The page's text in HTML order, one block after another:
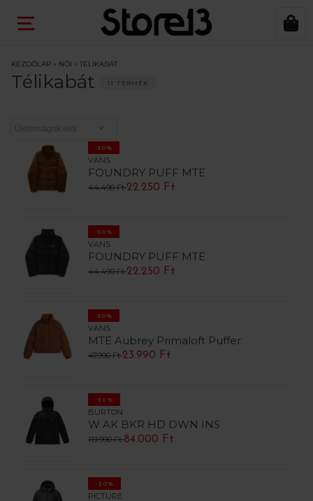
KEZDŐLAP » NŐI » TÉLIKABÁT
Télikabát 11 TERMÉK
-50%
VANS
FOUNDRY PUFF MTE
44.490 Ft22.250 Ft
-50%
VANS
FOUNDRY PUFF MTE
44.490 Ft22.250 Ft
-50%
VANS
MTE Aubrey Primaloft Puffer
47.990 Ft23.990 Ft
-30%
BURTON
W AK BKR HD DWN INS
119.990 Ft84.000 Ft
-20%
PICTURE